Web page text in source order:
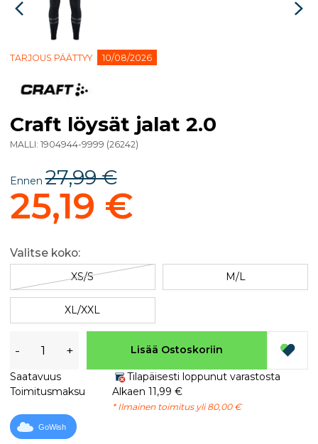
TARJOUS PÄÄTTYY 10/08/2026
Craft löysät jalat 2.0
MALLI: 1904944-9999 (26242)
Ennen 27,99 €
25,19 €
Valitse koko:
XS/S M/L
XL/XXL
- + Lisää Ostoskoriin
Saatavuus
Tilapäisesti loppunut varastosta
Toimitusmaksu
Alkaen 11,99 €
* Ilmainen toimitus yli 80,00 €
GoWish